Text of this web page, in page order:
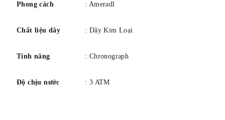
Phong cách : Ameradl
Chất liệu dây : Dây Kim Loại
Tính năng : Chronograph
Độ chịu nước : 3 ATM